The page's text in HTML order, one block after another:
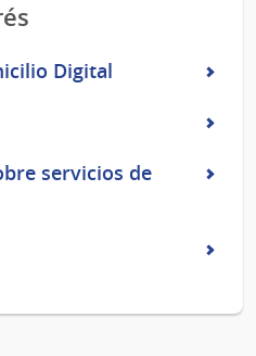
Digital
servicios de